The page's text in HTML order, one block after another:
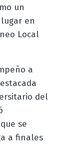
un
en
Local
a
del
se
a finales